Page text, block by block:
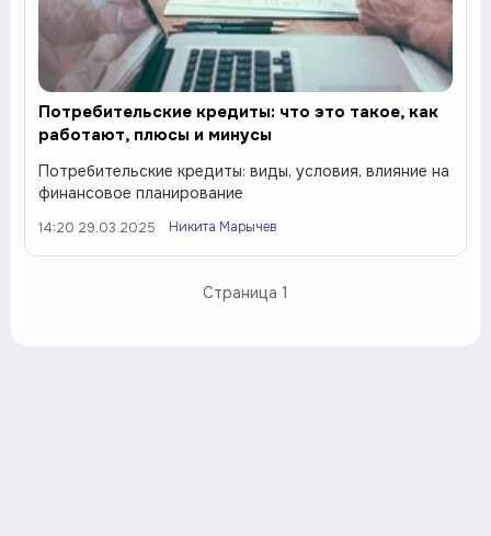
Потребительские кредиты: что это такое, как
работают, плюсы и минусы
Потребительские кредиты: виды, условия, влияние на
финансовое планирование
14:20 29.03.2025 Никита Марычев
Страница 1